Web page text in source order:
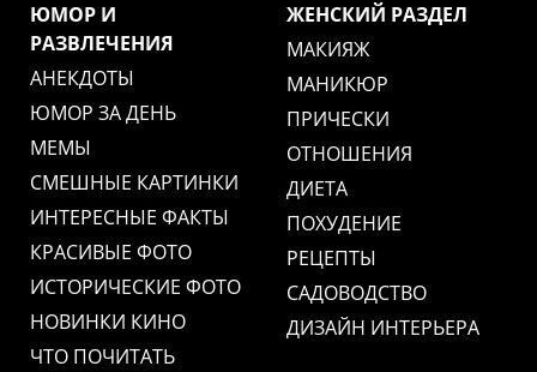
ЮМОР И
РАЗВЛЕЧЕНИЯ
АНЕКДОТЫ
ЮМОР ЗА ДЕНЬ
МЕМЫ
СМЕШНЫЕ КАРТИНКИ
ИНТЕРЕСНЫЕ ФАКТЫ
КРАСИВЫЕ ФОТО
ИСТОРИЧЕСКИЕ ФОТО
НОВИНКИ КИНО
ЧТО ПОЧИТАТЬ
ЖЕНСКИЙ РАЗДЕЛ
МАКИЯЖ
МАНИКЮР
ПРИЧЕСКИ
ОТНОШЕНИЯ
ДИЕТА
ПОХУДЕНИЕ
РЕЦЕПТЫ
САДОВОДСТВО
ДИЗАЙН ИНТЕРЬЕРА